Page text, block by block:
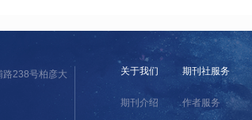
路238号柏彦大
关于我们
期刊介绍
期刊社服务
作者服务